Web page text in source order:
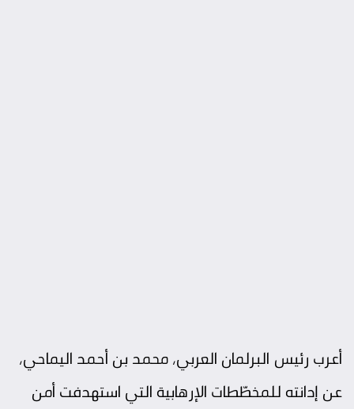
أعرب رئيس البرلمان العربي، محمد بن أحمد اليماحي،
عن إدانته للمخطّطات الإرهابية التي استهدفت أمن